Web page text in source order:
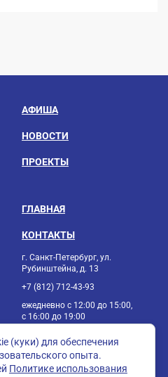
АФИША
НОВОСТИ
ПРОЕКТЫ
ГЛАВНАЯ
КОНТАКТЫ
г. Санкт-Петербург, ул.
Рубинштейна, д. 13
+7 (812) 712-43-93
ежедневно с 12:00 до 15:00,
с 16:00 до 19:00
(куки) для обеспечения
опыта.
Политике использования